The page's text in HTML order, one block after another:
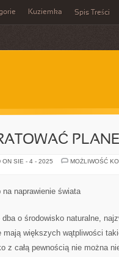
Kuziemka Spis Treści
ON SIE - 4 - 2025
MOŻLIWOŚĆ
naprawienie świata
o środowisko naturalne,
mają większych wątpliwości
z całą pewnością nie można